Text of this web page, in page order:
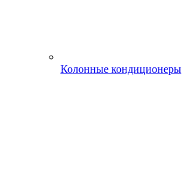
Колонные кондиционеры